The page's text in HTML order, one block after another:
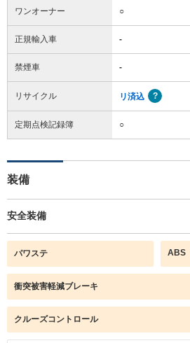
ワンオーナー ○
正規輸入車 -
禁煙車 -
リサイクル リ済込
定期点検記録簿 ○
装備
安全装備
パワステ ABS
衝突被害軽減ブレーキ
クルーズコントロール